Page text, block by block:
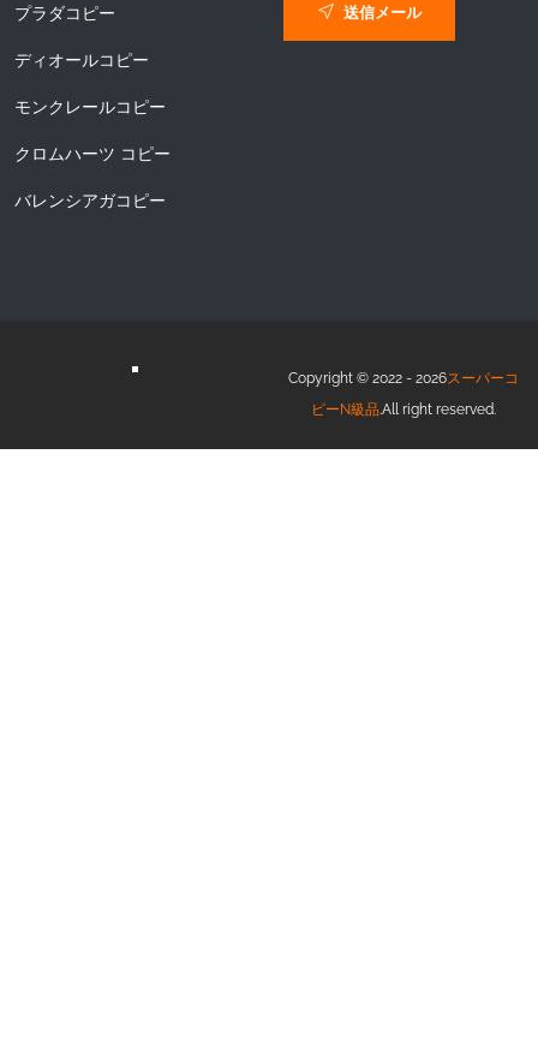
プラダコピー
ディオールコピー
モンクレールコピー
クロムハーツ コピー
バレンシアガコピー
送信メール
Copyright © 2022 - 2026スーパーコ
ピーN級品.All right reserved.